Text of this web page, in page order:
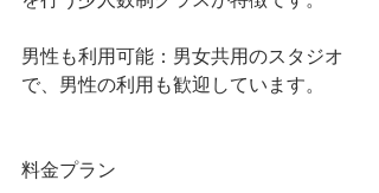
男性も利用可能：男女共用のスタジオ
で、男性の利用も歓迎しています。
料金プラン